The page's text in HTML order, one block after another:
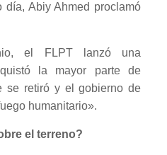
Abiy Ahmed proclamó
el FLPT lanzó una
la mayor parte de
se retiró y el gobierno de
humanitario».
el terreno?